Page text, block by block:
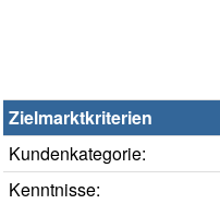
Zielmarktkriterien
Kundenkategorie:
Kenntnisse: